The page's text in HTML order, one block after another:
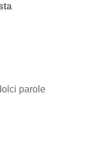
parole